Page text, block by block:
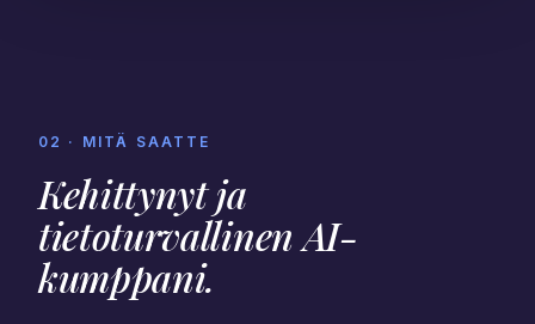
02 · MITÄ SAATTE
Kehittynyt ja
tietoturvallinenAI-
kumppani.